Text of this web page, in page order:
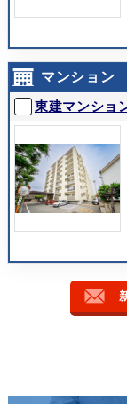
マンション
東建マンショ